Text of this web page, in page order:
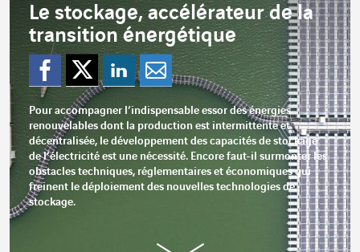
Le stockage, accélérateur de la
transition énergétique
Partager sur
Partager sur
Partager sur
Partager par
Pour accompagner l’indispensable essor des énergies
renouvelables dont la production est intermittente et
décentralisée, le développement des capacités de stockage
de l’électricité est une nécessité. Encore faut-il surmonter les
obstacles techniques, réglementaires et économiques qui
freinent le déploiement des nouvelles technologies de
stockage.